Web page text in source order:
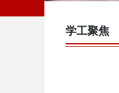
学工聚焦